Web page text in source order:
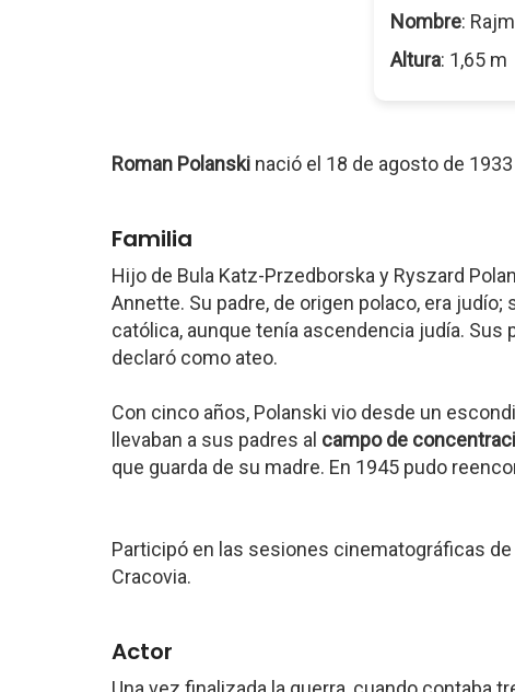
Nombre:
Altura: 1,65 m
Roman Polanski nació el 18 de agosto de
Familia
Hijo de Bula Katz-Przedborska y Ryszard
Annette. Su padre, de origen polaco, era
católica, aunque tenía ascendencia judía.
declaró como ateo.
Con cinco años, Polanski vio desde un
llevaban a sus padres al campo de
que guarda de su madre. En 1945 pudo
Participó en las sesiones cinematográficas
Cracovia.
Actor